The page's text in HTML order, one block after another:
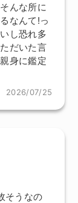
んな所に
なんて!っ
し恐れ多
だいた言
身に鑑定
2026/07/25
そうなの